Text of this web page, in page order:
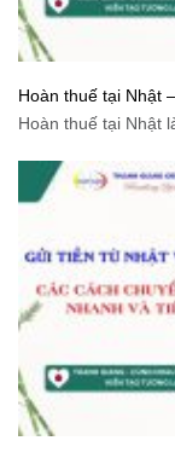
Hoàn thuế tại Nhật
động
Hoàn thuế tại Nhật